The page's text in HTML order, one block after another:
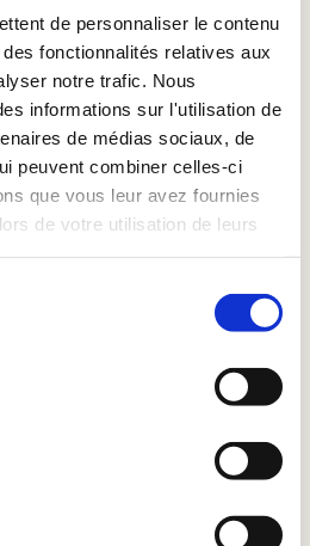
de personnaliser le contenu
fonctionnalités relatives aux
notre trafic. Nous
informations sur l'utilisation de
de médias sociaux, de
peuvent combiner celles-ci
que vous leur avez fournies
de votre utilisation de leurs
ON AMAZON
— Fast shipping